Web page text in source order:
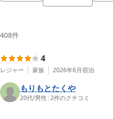
408件
4
レジャー 家族 2026年6月宿泊
もりもとたくや
20代/男性 |2件のクチコミ